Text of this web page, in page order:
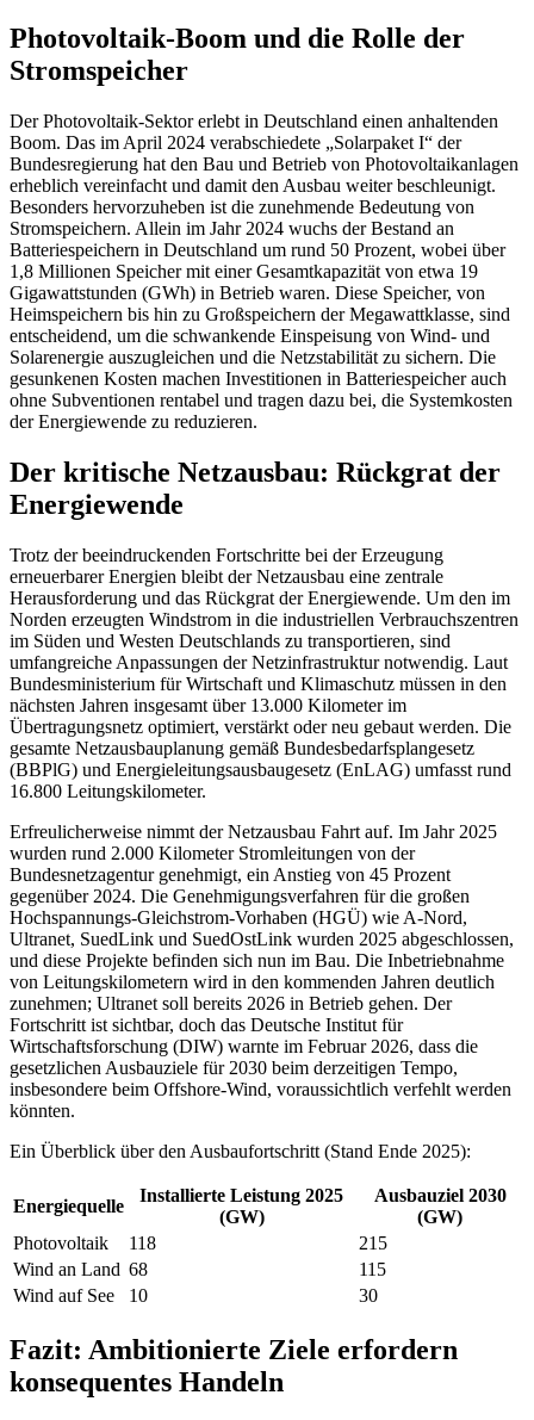
Photovoltaik-Boom und die Rolle der
Stromspeicher
Der Photovoltaik-Sektor erlebt in Deutschland einen anhaltenden
Boom. Das im April 2024 verabschiedete „Solarpaket I“ der
Bundesregierung hat den Bau und Betrieb von Photovoltaikanlagen
erheblich vereinfacht und damit den Ausbau weiter beschleunigt.
Besonders hervorzuheben ist die zunehmende Bedeutung von
Stromspeichern. Allein im Jahr 2024 wuchs der Bestand an
Batteriespeichern in Deutschland um rund 50 Prozent, wobei über
1,8 Millionen Speicher mit einer Gesamtkapazität von etwa 19
Gigawattstunden (GWh) in Betrieb waren. Diese Speicher, von
Heimspeichern bis hin zu Großspeichern der Megawattklasse, sind
entscheidend, um die schwankende Einspeisung von Wind- und
Solarenergie auszugleichen und die Netzstabilität zu sichern. Die
gesunkenen Kosten machen Investitionen in Batteriespeicher auch
ohne Subventionen rentabel und tragen dazu bei, die Systemkosten
der Energiewende zu reduzieren.
Der kritische Netzausbau: Rückgrat der
Energiewende
Trotz der beeindruckenden Fortschritte bei der Erzeugung
erneuerbarer Energien bleibt der Netzausbau eine zentrale
Herausforderung und das Rückgrat der Energiewende. Um den im
Norden erzeugten Windstrom in die industriellen Verbrauchszentren
im Süden und Westen Deutschlands zu transportieren, sind
umfangreiche Anpassungen der Netzinfrastruktur notwendig. Laut
Bundesministerium für Wirtschaft und Klimaschutz müssen in den
nächsten Jahren insgesamt über 13.000 Kilometer im
Übertragungsnetz optimiert, verstärkt oder neu gebaut werden. Die
gesamte Netzausbauplanung gemäß Bundesbedarfsplangesetz
(BBPlG) und Energieleitungsausbaugesetz (EnLAG) umfasst rund
16.800 Leitungskilometer.
Erfreulicherweise nimmt der Netzausbau Fahrt auf. Im Jahr 2025
wurden rund 2.000 Kilometer Stromleitungen von der
Bundesnetzagentur genehmigt, ein Anstieg von 45 Prozent
gegenüber 2024. Die Genehmigungsverfahren für die großen
Hochspannungs-Gleichstrom-Vorhaben (HGÜ) wie A-Nord,
Ultranet, SuedLink und SuedOstLink wurden 2025 abgeschlossen,
und diese Projekte befinden sich nun im Bau. Die Inbetriebnahme
von Leitungskilometern wird in den kommenden Jahren deutlich
zunehmen; Ultranet soll bereits 2026 in Betrieb gehen. Der
Fortschritt ist sichtbar, doch das Deutsche Institut für
Wirtschaftsforschung (DIW) warnte im Februar 2026, dass die
gesetzlichen Ausbauziele für 2030 beim derzeitigen Tempo,
insbesondere beim Offshore-Wind, voraussichtlich verfehlt werden
könnten.
Ein Überblick über den Ausbaufortschritt (Stand Ende 2025):
Energiequelle
Installierte Leistung 2025
(GW)
Ausbauziel 2030
(GW)
Photovoltaik
118
215
Wind an Land 68
115
Wind auf See
10 30
Fazit: Ambitionierte Ziele erfordern
konsequentes Handeln